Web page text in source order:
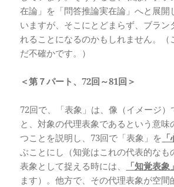
在論」を「問答推論実在論」へと展開
いますが、そこにとどまらず、ブラン
れることになるのかもしれません。（
だ不確かです。）
＜第７パート、72回～81回＞
72回で、「表象」は、像（イメージ）
と、対象の代理表象であるという意味
つことを説明し、73回で「表象」を
ぶことにし（知覚はこれの代表的なも
表象として捉える時には、
「知覚表象」
ます）。他方で、その代理表象が空間